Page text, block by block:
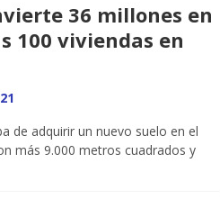
36 millones en
100 viviendas en
de adquirir un nuevo suelo en el
más 9.000 metros cuadrados y